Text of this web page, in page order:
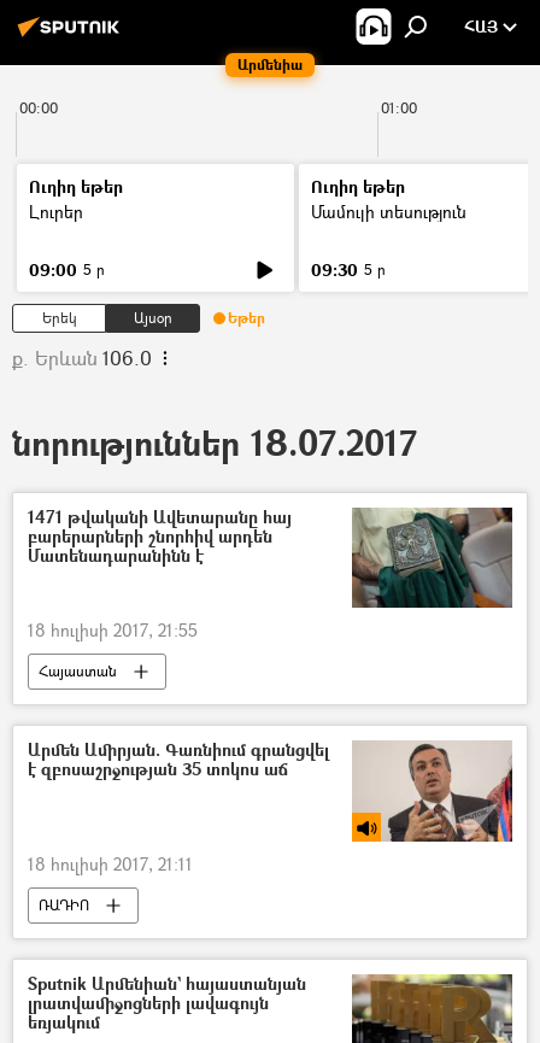
Արմենիա
ՀԱՅ
00:00 01:00
Ուղիղ եթեր
Լուրեր
09:00 5 ր
Ուղիղ եթեր
Մամուլի տեսություն
09:30 5 ր
Երեկ Այսօր Եթեր
ք. Երևան 106.0
նորություններ 18.07.2017
1471 թվականի Ավետարանը հայ
բարերարների շնորհիվ արդեն
Մատենադարանինն է
18 հուլիսի 2017, 21:55
Հայաստան
Արմեն Ամիրյան. Գառնիում գրանցվել
է զբոսաշրջության 35 տոկոս աճ
18 հուլիսի 2017, 21:11
ՌԱԴԻՈ
Զբոսաշրջիկները սիրում են Հայաստանը
Sputnik Արմենիան` հայաստանյան
լրատվամիջոցների լավագույն
եռյակում